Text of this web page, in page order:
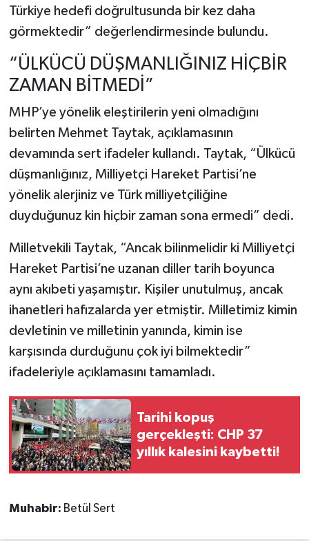
Türkiye hedefi doğrultusunda bir kez daha
görmektedir” değerlendirmesinde bulundu.
“ÜLKÜCÜ DÜŞMANLIĞINIZ HİÇBİR
ZAMAN BİTMEDİ”
MHP’ye yönelik eleştirilerin yeni olmadığını
belirten Mehmet Taytak, açıklamasının
devamında sert ifadeler kullandı. Taytak, “Ülkücü
düşmanlığınız, Milliyetçi Hareket Partisi’ne
yönelik alerjiniz ve Türk milliyetçiliğine
duyduğunuz kin hiçbir zaman sona ermedi” dedi.
Milletvekili Taytak, “Ancak bilinmelidir ki Milliyetçi
Hareket Partisi’ne uzanan diller tarih boyunca
aynı akıbeti yaşamıştır. Kişiler unutulmuş, ancak
ihanetleri hafızalarda yer etmiştir. Milletimiz kimin
devletinin ve milletinin yanında, kimin ise
karşısında durduğunu çok iyi bilmektedir”
ifadeleriyle açıklamasını tamamladı.
Tarihi kopuş
gerçekleşti: CHP 37
yıllık kalesini kaybetti!
Muhabir: Betül Sert